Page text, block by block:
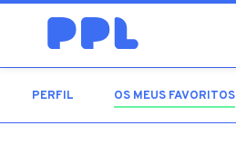
PERFIL OS MEUS FAVORITOS